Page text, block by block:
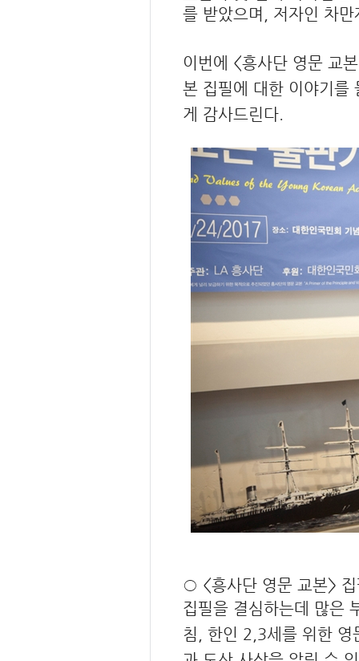
를 받았으며, 저자인 차
이번에 <흥사단 영문 교
본 집필에 대한 이야기를
게 감사드린다.
○ <흥사단 영문 교본>
집필을 결심하는데 많은
침, 한인 2,3세를 위한 영